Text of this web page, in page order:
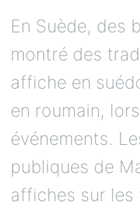
En Suède, des
montré des
affiche en
en roumain,
événements.
publiques de
affiches sur les